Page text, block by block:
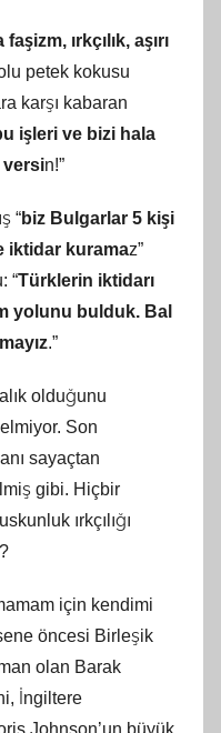
ırkçılık, aşırı
petek kokusu
karşı kabaran
işleri ve bizi hala
versin!”
“biz Bulgarlar 5 kişi
iktidar kuramaz”
“Türklerin iktidarı
yolunu bulduk. Bal
.”
olduğunu
Son
sayaçtan
gibi. Hiçbir
ırkçılığı
için kendimi
öncesi Birleşik
olan Barak
İngiltere